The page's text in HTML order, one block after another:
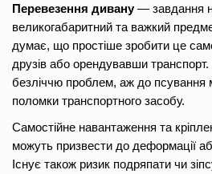
Перевезення дивану— завдання
великогабаритний та важкий
думає, що простіше зробити це
друзів або орендувавши
безліччю проблем, аж до псування
поломки транспортного засобу.
Самостійне навантаження та
можуть призвести до деформації
Існує також ризик подряпати чи